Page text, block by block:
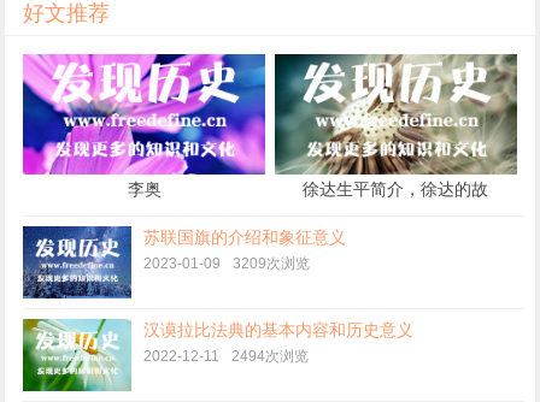
好文推荐
李奥
徐达生平简介，徐达的故
苏联国旗的介绍和象征意义
2023-01-09 3209次浏览
汉谟拉比法典的基本内容和历史意义
2022-12-11 2494次浏览